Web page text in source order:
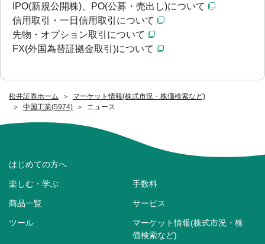
松井証券ホーム
マーケット情報(株式市況・株価検索など)
中国工業(5974)
ニュース
IPO(新規公開株)、PO(公募・売出し)について
信用取引・一日信用取引について
先物・オプション取引について
FX(外国為替証拠金取引)について
はじめての方へ
楽しむ・学ぶ 手数料
商品一覧 サービス
ツール
マーケット情報(株式市況・株
価検索など)